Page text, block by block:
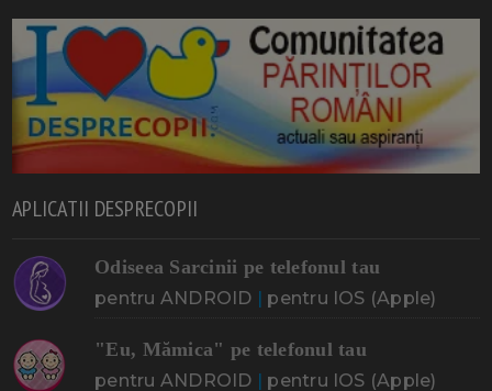
APLICATII DESPRECOPII
Odiseea Sarcinii pe telefonul tau
pentru ANDROID pentru IOS (Apple)
"Eu, Mămica" pe telefonul tau
pentru ANDROID pentru IOS (Apple)